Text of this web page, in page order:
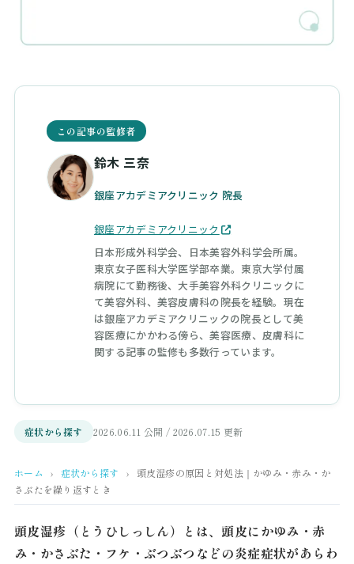
この記事の監修者
鈴木 三奈
銀座アカデミアクリニック 院長
銀座アカデミアクリニック
日本形成外科学会、日本美容外科学会所属。
東京女子医科大学医学部卒業。東京大学付属
病院にて勤務後、大手美容外科クリニックに
て美容外科、美容皮膚科の院長を経験。現在
は銀座アカデミアクリニックの院長として美
容医療にかかわる傍ら、美容医療、皮膚科に
関する記事の監修も多数行っています。
症状から探す 2026.06.11 公開 / 2026.07.15 更新
ホーム › 症状から探す ›
頭皮湿疹の原因と対処法｜かゆみ・赤み・か
さぶたを繰り返すとき
頭皮湿疹（とうひしっしん）とは、頭皮にかゆみ・赤
み・かさぶた・フケ・ぶつぶつなどの炎症症状があらわ